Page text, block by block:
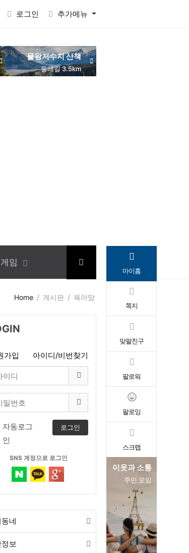
로그인 추가메뉴
물왕저수지 산책
둘레길 3.5km
임
Home 게시판 육아맘
마이홈
쪽지
맞팔친구
팔로워
팔로잉
스크랩
이웃과 소통
주민 모임
가입 아이디/비번찾기
자동로그
인
로그인
SNS 계정으로 로그인
네
보